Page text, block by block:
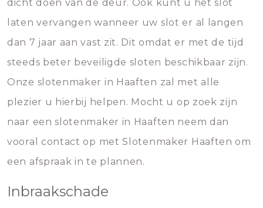
dicht doen van de deur. Ook kunt u het slot
laten vervangen wanneer uw slot er al langen
dan 7 jaar aan vast zit. Dit omdat er met de tijd
steeds beter beveiligde sloten beschikbaar zijn.
Onze slotenmaker in Haaften zal met alle
plezier u hierbij helpen. Mocht u op zoek zijn
naar een slotenmaker in Haaften neem dan
vooral contact op met Slotenmaker Haaften om
een afspraak in te plannen.
Inbraakschade